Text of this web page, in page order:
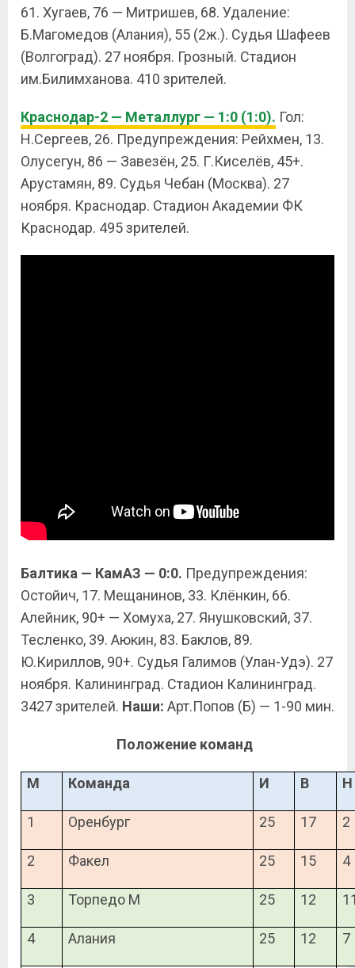
61. Хугаев, 76 — Митришев, 68. Удаление:
Б.Магомедов (Алания), 55 (2ж.). Судья Шафеев
(Волгоград). 27 ноября. Грозный. Стадион
им.Билимханова. 410 зрителей.
Краснодар-2 — Металлург — 1:0 (1:0). Гол:
Н.Сергеев, 26. Предупреждения: Рейхмен, 13.
Олусегун, 86 — Завезён, 25. Г.Киселёв, 45+.
Арустамян, 89. Судья Чебан (Москва). 27
ноября. Краснодар. Стадион Академии ФК
Краснодар. 495 зрителей.
Балтика — КамАЗ — 0:0. Предупреждения:
Остойич, 17. Мещанинов, 33. Клёнкин, 66.
Алейник, 90+ — Хомуха, 27. Янушковский, 37.
Тесленко, 39. Аюкин, 83. Баклов, 89.
Ю.Кириллов, 90+. Судья Галимов (Улан-Удэ). 27
ноября. Калининград. Стадион Калининград.
3427 зрителей. Наши: Арт.Попов (Б) — 1-90 мин.
Положение команд
М Команда И В Н
1 Оренбург 25 17 2
2 Факел 25 15 4
3 Торпедо М 25 12
4 Алания 25 12 7